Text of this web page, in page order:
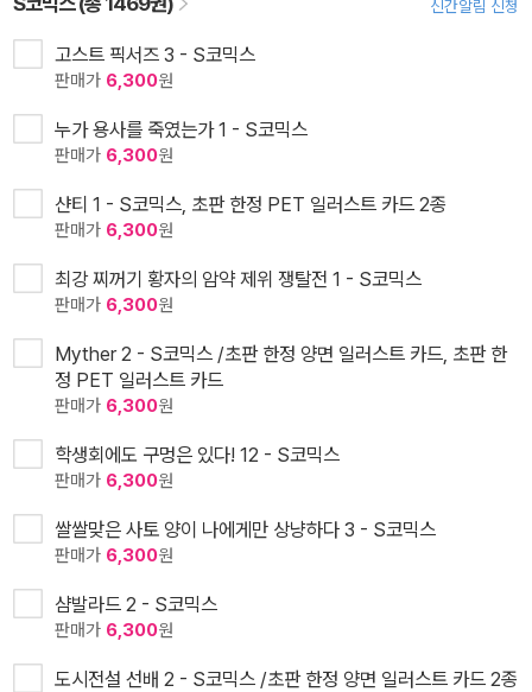
신간알림 신청
고스트 픽서즈 3 - S코믹스
판매가 6,300원
누가 용사를 죽였는가 1 - S코믹스
판매가 6,300원
샨티 1 - S코믹스, 초판 한정 PET 일러스트 카드 2종
판매가 6,300원
최강 찌꺼기 황자의 암약 제위 쟁탈전 1 - S코믹스
판매가 6,300원
Myther 2 - S코믹스 /초판 한정 양면 일러스트 카드, 초판 한
정 PET 일러스트 카드
판매가 6,300원
학생회에도 구멍은 있다! 12 - S코믹스
판매가 6,300원
쌀쌀맞은 사토 양이 나에게만 상냥하다 3 - S코믹스
판매가 6,300원
샴발라드 2 - S코믹스
판매가 6,300원
도시전설 선배 2 - S코믹스 /초판 한정 양면 일러스트 카드 2종